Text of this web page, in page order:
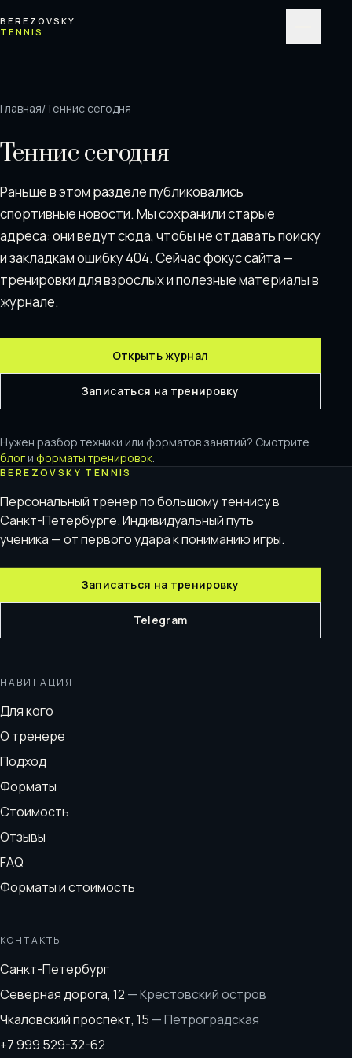
BEREZOVSKY
TENNIS
Главная/Теннис сегодня
Теннис сегодня
Раньше в этом разделе публиковались
спортивные новости. Мы сохранили старые
адреса: они ведут сюда, чтобы не отдавать поискy
и закладкам ошибку 404. Сейчас фокус сайта —
тренировки для взрослых и полезные материалы в
журнале.
Открыть журнал
Записаться на тренировку
Нужен разбор техники или форматов занятий? Смотрите
блог и форматы тренировок.
BEREZOVSKY TENNIS
Персональный тренер по большому теннису в
Санкт-Петербурге. Индивидуальный путь
ученика — от первого удара к пониманию игры.
Записаться на тренировку
Telegram
НАВИГАЦИЯ
Для кого
О тренере
Подход
Форматы
Стоимость
Отзывы
FAQ
Форматы и стоимость
КОНТАКТЫ
Санкт-Петербург
Северная дорога, 12 —Крестовский остров
Чкаловский проспект, 15 —Петроградская
+7 999 529-32-62